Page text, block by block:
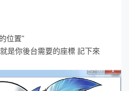
位置"
是你後台需要的座標 記下來